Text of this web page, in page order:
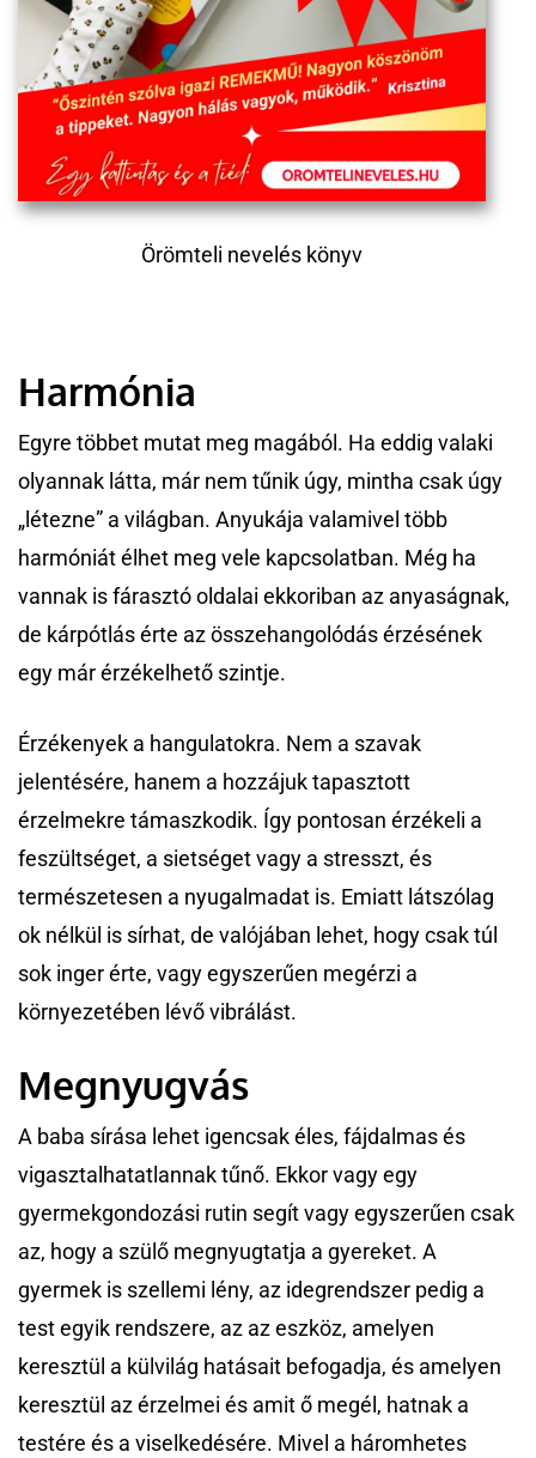
Örömteli nevelés könyv
Harmónia
Egyre többet mutat meg magából. Ha eddig valaki
olyannak látta, már nem tűnik úgy, mintha csak úgy
„létezne” a világban. Anyukája valamivel több
harmóniát élhet meg vele kapcsolatban. Még ha
vannak is fárasztó oldalai ekkoriban az anyaságnak,
de kárpótlás érte az összehangolódás érzésének
egy már érzékelhető szintje.
Érzékenyek a hangulatokra. Nem a szavak
jelentésére, hanem a hozzájuk tapasztott
érzelmekre támaszkodik. Így pontosan érzékeli a
feszültséget, a sietséget vagy a stresszt, és
természetesen a nyugalmadat is. Emiatt látszólag
ok nélkül is sírhat, de valójában lehet, hogy csak túl
sok inger érte, vagy egyszerűen megérzi a
környezetében lévő vibrálást.
Megnyugvás
A baba sírása lehet igencsak éles, fájdalmas és
vigasztalhatatlannak tűnő. Ekkor vagy egy
gyermekgondozási rutin segít vagy egyszerűen csak
az, hogy a szülő megnyugtatja a gyereket. A
gyermek is szellemi lény, az idegrendszer pedig a
test egyik rendszere, az az eszköz, amelyen
keresztül a külvilág hatásait befogadja, és amelyen
keresztül az érzelmei és amit ő megél, hatnak a
testére és a viselkedésére. Mivel a háromhetes